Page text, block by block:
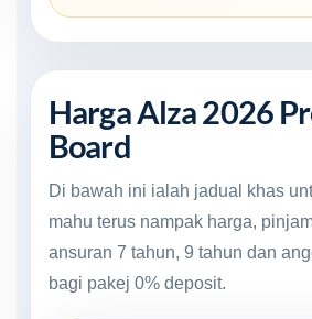
Harga Alza 2026
Board
Di bawah ini ialah jadual khas
mahu terus nampak harga,
ansuran 7 tahun, 9 tahun dan
bagi pakej 0% deposit.